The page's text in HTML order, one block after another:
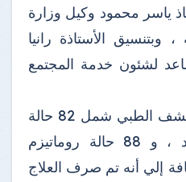
ياسر محمود وكيل وزارة
، وبتنسيق الأستاذة رانيا
لشئون خدمة المجتمع
وقامت القافلة بتوقيع الكشف الطبي شمل 82 حالة
أطفال ، و94 حالة رمد ، و 88 حالة روماتيزم
، بالإضافة إلي أنه تم صرف العلاج